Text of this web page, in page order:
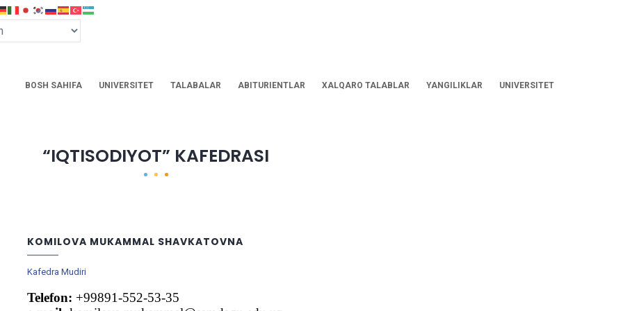
BOSH SAHIFA UNIVERSITET TALABALAR ABITURIENTLAR XALQARO TALABLAR YANGILIKLAR UNIVERSITET
“IQTISODIYOT” KAFEDRASI
KOMILOVA MUKAMMAL SHAVKATOVNA
Kafedra Mudiri
Telefon: +99891-552-53-35